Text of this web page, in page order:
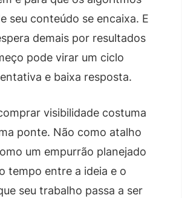
seu conteúdo se encaixa. E
demais por resultados
pode virar um ciclo
e baixa resposta.
visibilidade costuma
ponte. Não como atalho
um empurrão planejado
tempo entre a ideia e o
seu trabalho passa a ser